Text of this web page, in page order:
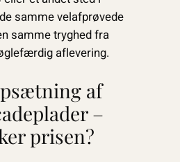
samme velafprøvede
samme tryghed fra
aflevering.
af
–
prisen?